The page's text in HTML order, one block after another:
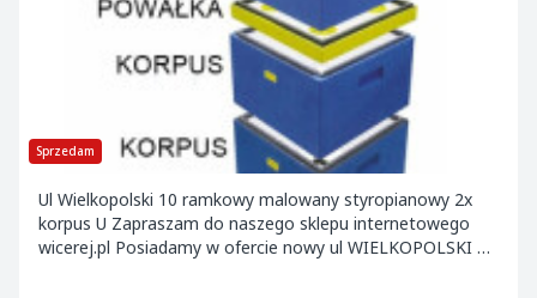
Sprzedam
Ul Wielkopolski 10 ramkowy malowany styropianowy 2x
korpus U Zapraszam do naszego sklepu internetowego
wicerej.pl Posiadamy w ofercie nowy ul WIELKOPOLSKI 10